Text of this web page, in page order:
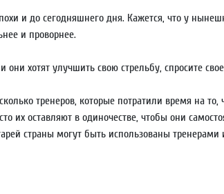
и до сегодняшнего дня. Кажется, что у
и проворнее.
хотят улучшить свою стрельбу, спросите
тренеров, которые потратили время на
их оставляют в одиночестве, чтобы они
страны могут быть использованы